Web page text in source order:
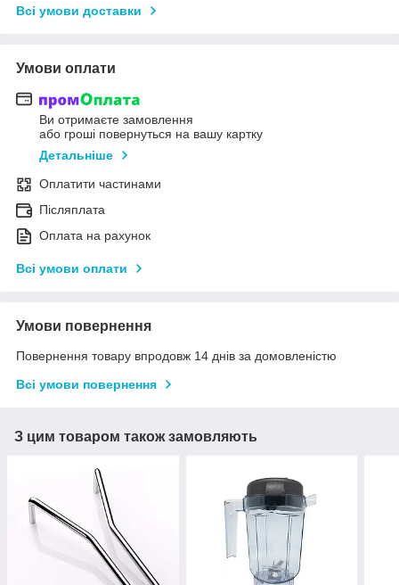
Всі умови доставки
Умови оплати
Ви отримаєте замовлення
або гроші повернуться на вашу картку
Детальніше
Оплатити частинами
Післяплата
Оплата на рахунок
Всі умови оплати
Умови повернення
Повернення товару впродовж 14 днів за домовленістю
Всі умови повернення
З цим товаром також замовляють